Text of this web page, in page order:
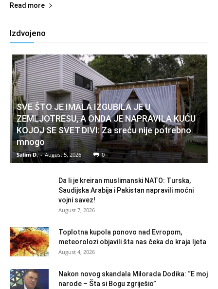
Read more
Izdvojeno
SVE ŠTO JE IMALA IZGUBILA JE U
ZEMLJOTRESU, A ONDA JE NAPRAVILA KUĆU
KOJOJ SE SVET DIVI: Za sreću nije potrebno
mnogo
Salim D. - August 5, 2026 0
Da li je kreiran muslimanski NATO: Turska,
Saudijska Arabija i Pakistan napravili moćni
vojni savez!
August 7, 2026
Toplotna kupola ponovo nad Evropom,
meteorolozi objavili šta nas čeka do kraja ljeta
August 4, 2026
Nakon novog skandala Milorada Dodika: “E moj
narode – Šta si Bogu zgriješio”